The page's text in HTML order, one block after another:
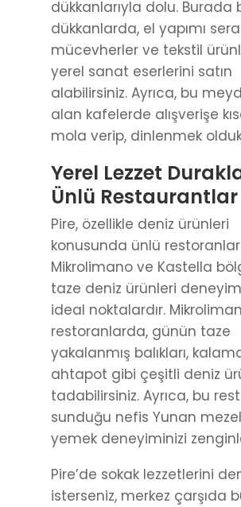
dükkanlarıyla dolu. Burada
dükkanlarda, el yapımı
mücevherler ve tekstil
yerel sanat eserlerini satın
alabilirsiniz. Ayrıca, bu
alan kafelerde alışverişe
mola verip, dinlenmek
Yerel Lezzet
Ünlü Restaurantlar
Pire, özellikle deniz ürünleri
konusunda ünlü
Mikrolimano ve Kastella
taze deniz ürünleri
ideal noktalardır.
restoranlarda, günün taze
yakalanmış balıkları,
ahtapot gibi çeşitli deniz
tadabilirsiniz. Ayrıca, bu
sunduğu nefis Yunan
yemek deneyiminizi
Pire’de sokak lezzetlerini
isterseniz, merkez çarşıda